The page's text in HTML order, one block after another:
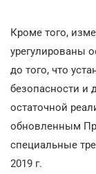
Кроме того,
урегулированы
до того, что
безопасности и
остаточной
обновленным
специальные
2019 г.